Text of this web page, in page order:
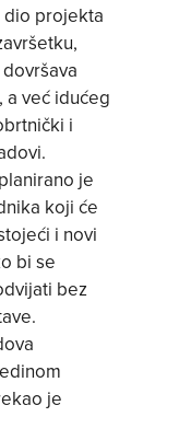
projekta
a već idućeg
i
je
koji će
i novi
bi se
bez
je